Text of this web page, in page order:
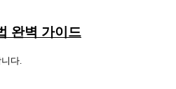
완벽 가이드
다.